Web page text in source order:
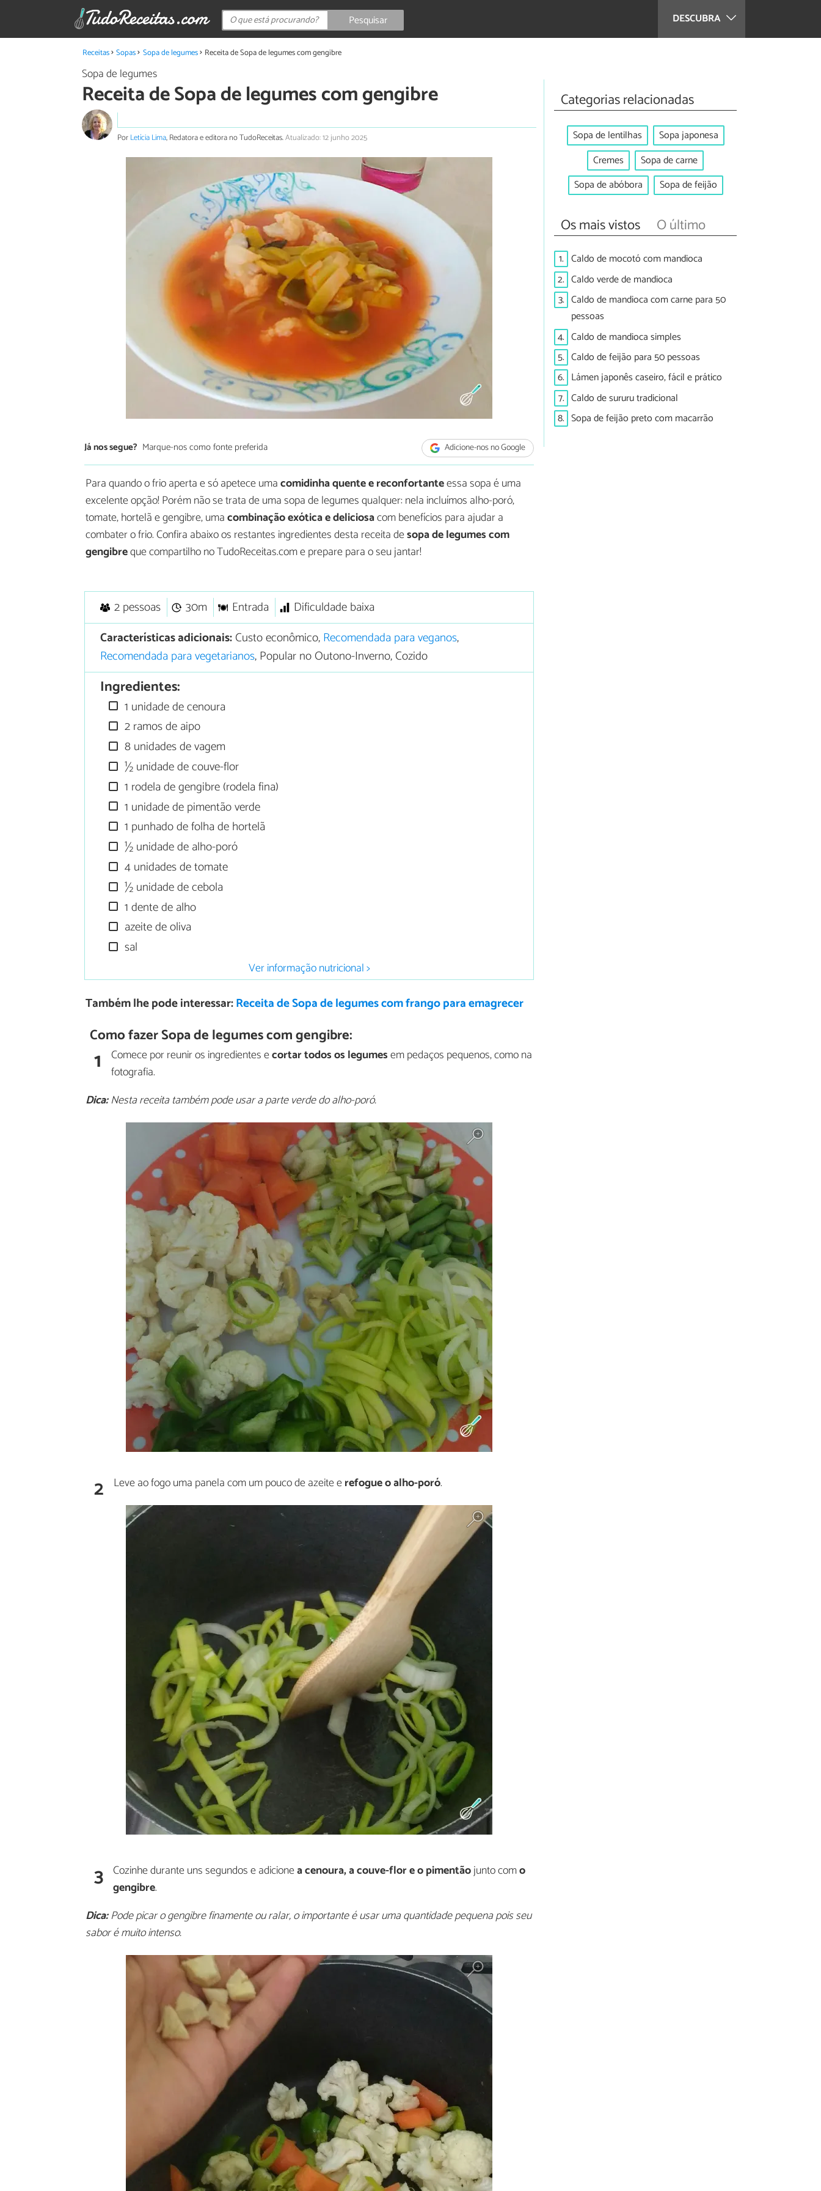
DESCUBRA
Pesquisar
Receitas Sopas Sopa de legumes Receita de Sopa de legumes com gengibre
Sopa de legumes
Receita de Sopa de legumes com gengibre
PorLetícia Lima, Redatora e editora no TudoReceitas.Atualizado: 12 junho 2025
Já nos segue? Marque-nos como fonte preferida Adicione-nos no Google
Para quando o frio aperta e só apetece umacomidinha quente e reconfortanteessa sopa é uma
excelente opção! Porém não se trata de uma sopa de legumes qualquer: nela incluímos alho-poró,
tomate, hortelã e gengibre, umacombinação exótica e deliciosacom benefícios para ajudar a
combater o frio. Confira abaixo os restantes ingredientes desta receita desopa de legumes com
gengibreque compartilho no TudoReceitas.com e prepare para o seu jantar!
2 pessoas 30m Entrada
Dificuldade baixa
Características adicionais:Custo econômico,Recomendada para veganos,
Recomendada para vegetarianos, Popular no Outono-Inverno, Cozido
Ingredientes:
1 unidade de cenoura
2 ramos de aipo
8 unidades de vagem
½ unidade de couve-flor
1 rodela de gengibre (rodela fina)
1 unidade de pimentão verde
1 punhado de folha de hortelã
½ unidade de alho-poró
4 unidades de tomate
½ unidade de cebola
1 dente de alho
azeite de oliva
sal
Ver informação nutricional >
Também lhe pode interessar:Receita de Sopa de legumes com frango para emagrecer
Como fazer Sopa de legumes com gengibre:
1 Comece por reunir os ingredientes ecortar todos os legumesem pedaços pequenos, como na
fotografia.
Dica:Nesta receita também pode usar a parte verde do alho-poró.
2 Leve ao fogo uma panela com um pouco de azeite erefogue o alho-poró.
3 Cozinhe durante uns segundos e adicionea cenoura, a couve-flor e o pimentãojunto como
gengibre.
Dica:Pode picar o gengibre finamente ou ralar, o importante é usar uma quantidade pequena pois seu
sabor é muito intenso.
Categorias relacionadas
Sopa de lentilhas
Sopa japonesa
Cremes
Sopa de carne
Sopa de abóbora
Sopa de feijão
Os mais vistos O último
1. Caldo de mocotó com mandioca
2. Caldo verde de mandioca
3. Caldo de mandioca com carne para 50
pessoas
4. Caldo de mandioca simples
5. Caldo de feijão para 50 pessoas
6. Lámen japonês caseiro, fácil e prático
7. Caldo de sururu tradicional
8. Sopa de feijão preto com macarrão